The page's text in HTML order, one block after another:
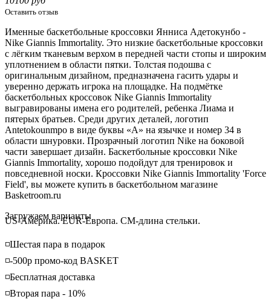
Оставить отзыв
Именные баскетбольные кроссовки Янниса Адетокунбо -
Nike Giannis Immortality. Это низкие баскетбольные кроссовки
с лёгким тканевым верхом в передней части стопы и широким
уплотнением в области пятки. Толстая подошва с
оригинальным дизайном, предназначена гасить удары и
уверенно держать игрока на площадке. На подмётке
баскетбольных кроссовок Nike Giannis Immortality
выгравированы имена его родителей, ребенка Лиама и
пятерых братьев. Среди других деталей, логотип
Antetokounmpo в виде буквы «А» на язычке и номер 34 в
области шнуровки. Прозрачный логотип Nike на боковой
части завершает дизайн. Баскетбольные кроссовки Nike
Giannis Immortality, хорошо подойдут для тренировок и
повседневной носки. Кроссовки Nike Giannis Immortality 'Force
Field', вы можете купить в баскетбольном магазине
Basketroom.ru
Loading...
Загружаем варианты
US-Америка. EUR-Европа. CM-длина стельки.
◽️Шестая пара в подарок
◽️-500р промо-код BASKET
◽️Бесплатная доставка
◽️Вторая пара - 10%